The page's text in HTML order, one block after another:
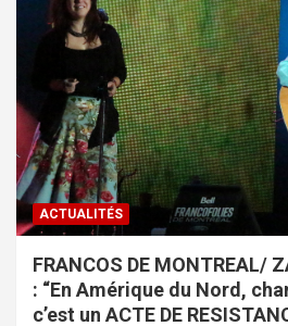
ACTUALITÉS
FRANCOS DE MONTREAL/
: “En Amérique du Nord,
c’est un ACTE DE